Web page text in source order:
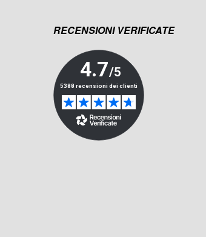
RECENSIONI VERIFICATE